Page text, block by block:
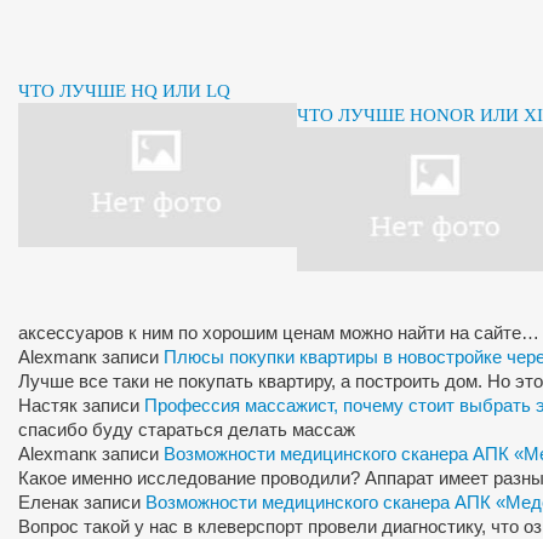
ЧТО ЛУЧШЕ HQ ИЛИ LQ
ЧТО ЛУЧШЕ HONOR ИЛИ
аксессуаров к ним по хорошим ценам можно найти на сайте…
Alexmanк записи Плюсы покупки квартиры в новостройке
Лучше все таки не покупать квартиру, а построить дом. Но
Настяк записи Профессия массажист, почему стоит выбрать
спасибо буду стараться делать массаж
Alexmanк записи Возможности медицинского сканера АПК
Какое именно исследование проводили? Аппарат имеет
Еленак записи Возможности медицинского сканера АПК
Вопрос такой у нас в клеверспорт провели диагностику, что